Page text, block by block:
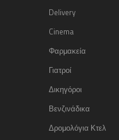
Delivery
Cinema
Φαρμακεία
Γιατροί
Δικηγόροι
Βενζινάδικα
Δρομολόγια Κτελ